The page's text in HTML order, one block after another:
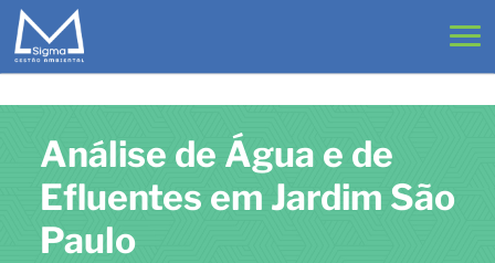
Análise de Água e de
Efluentes em Jardim São
Paulo